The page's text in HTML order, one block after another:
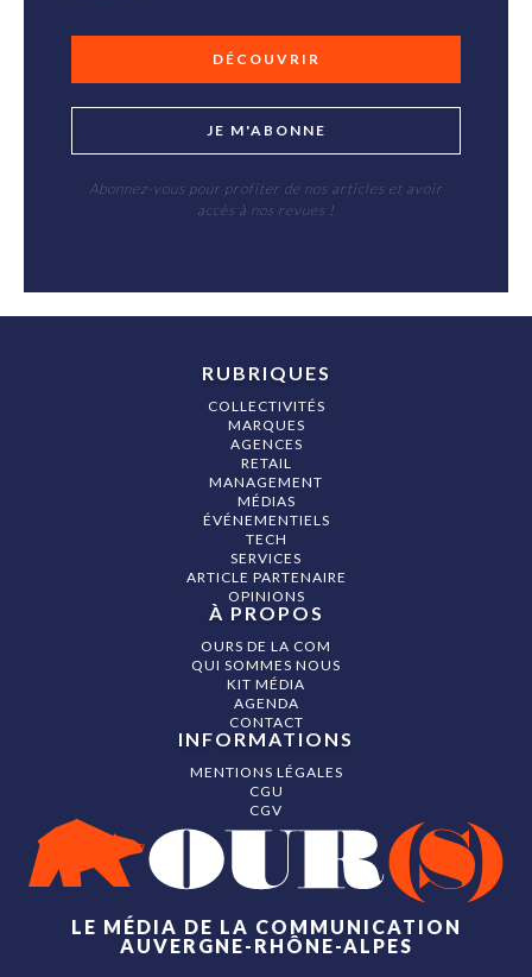
DÉCOUVRIR
JE M'ABONNE
Abonnez-vous pour profiter de nos articles et avoir
accès à nos revues !
LE MÉDIA DE LA COMMUNICATION
AUVERGNE-RHÔNE-ALPES
RUBRIQUES
COLLECTIVITÉS
MARQUES
AGENCES
RETAIL
MANAGEMENT
MÉDIAS
ÉVÉNEMENTIELS
TECH
SERVICES
ARTICLE PARTENAIRE
OPINIONS
À PROPOS
OURS DE LA COM
QUI SOMMES NOUS
KIT MÉDIA
AGENDA
CONTACT
INFORMATIONS
MENTIONS LÉGALES
CGU
CGV